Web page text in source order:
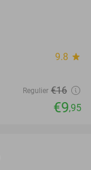
9.8 star
Regulier €16
€9,95